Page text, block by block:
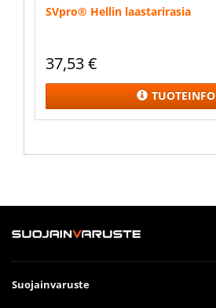
SVpro® Hellin laastarirasia
37,53€
TUOTEINFO
Suojainvaruste